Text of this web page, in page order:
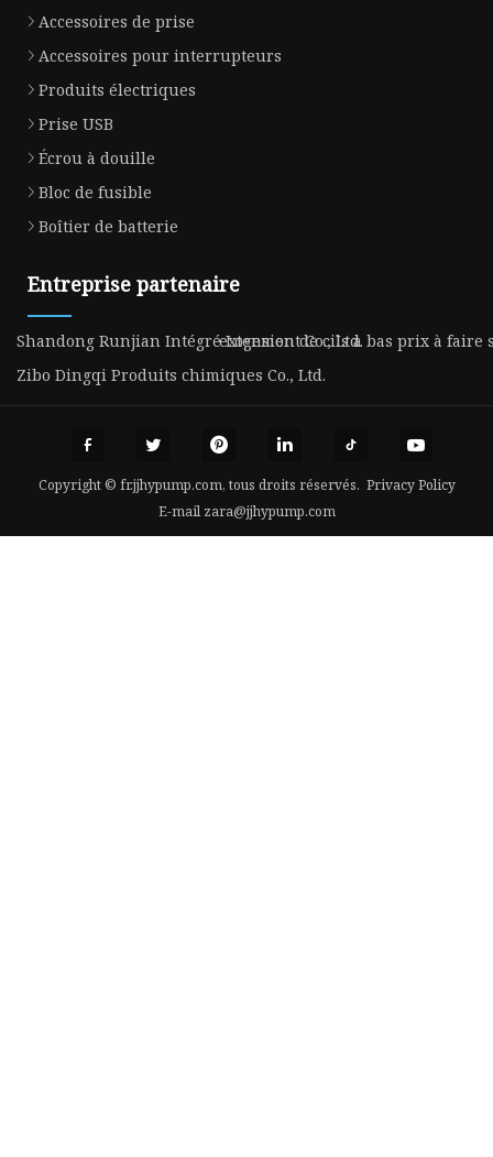
Accessoires de prise
Accessoires pour interrupteurs
Produits électriques
Prise USB
Écrou à douille
Bloc de fusible
Boîtier de batterie
Entreprise partenaire
Shandong Runjian Intégré Logement Co., Ltd.
extension de cils à bas prix à faire
Zibo Dingqi Produits chimiques Co., Ltd.
Copyright © fr.jjhypump.com, tous droits réservés. Privacy Policy
E-mail zara@jjhypump.com